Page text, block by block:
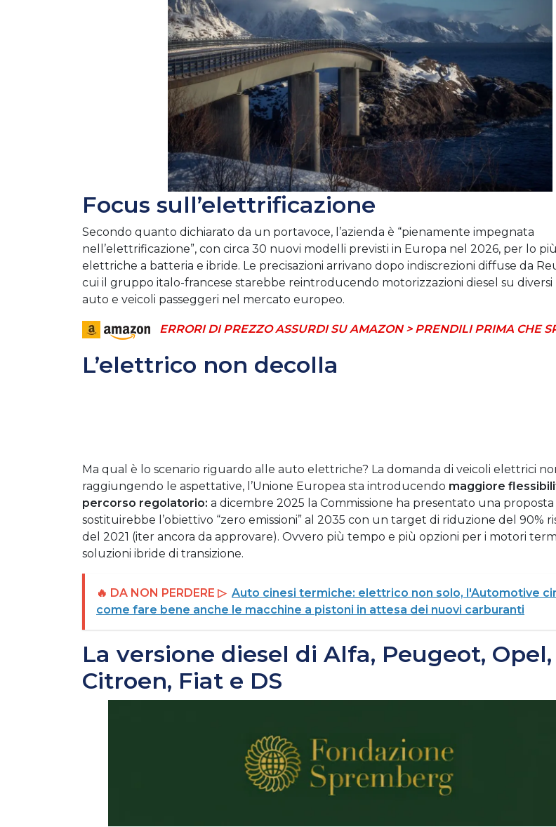
Focus sull’elettrificazione
Secondo quanto dichiarato da un portavoce, l’azienda è “pienamente impegnata
nell’elettrificazione”, con circa 30 nuovi modelli previsti in Europa nel 2026, per lo
elettriche a batteria e ibride. Le precisazioni arrivano dopo indiscrezioni diffuse da
cui il gruppo italo-francese starebbe reintroducendo motorizzazioni diesel su diversi
auto e veicoli passeggeri nel mercato europeo.
ERRORI DI PREZZO ASSURDI SU AMAZON > PRENDILI PRIMA CHE
L’elettrico non decolla
Ma qual è lo scenario riguardo alle auto elettriche? La domanda di veicoli elettrici
raggiungendo le aspettative, l’Unione Europea sta introducendo maggiore
percorso regolatorio: a dicembre 2025 la Commissione ha presentato una proposta
sostituirebbe l’obiettivo “zero emissioni” al 2035 con un target di riduzione del 90%
del 2021 (iter ancora da approvare). Ovvero più tempo e più opzioni per i motori
soluzioni ibride di transizione.
🔥 DA NON PERDERE ▷ Auto cinesi termiche: elettrico non solo, l'Automotive
come fare bene anche le macchine a pistoni in attesa dei nuovi carburanti
La versione diesel di Alfa, Peugeot, Opel,
Citroen, Fiat e DS